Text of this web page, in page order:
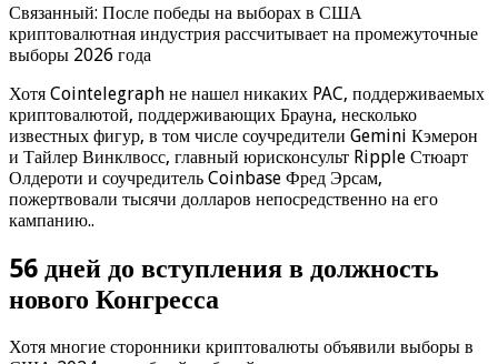
Связанный: После победы на выборах в США
криптовалютная индустрия рассчитывает на промежуточные
выборы 2026 года
Хотя Cointelegraph не нашел никаких PAC, поддерживаемых
криптовалютой, поддерживающих Брауна, несколько
известных фигур, в том числе соучредители Gemini Кэмерон
и Тайлер Винклвосс, главный юрисконсульт Ripple Стюарт
Олдероти и соучредитель Coinbase Фред Эрсам,
пожертвовали тысячи долларов непосредственно на его
кампанию..
56 дней до вступления в должность
нового Конгресса
Хотя многие сторонники криптовалюты объявили выборы в